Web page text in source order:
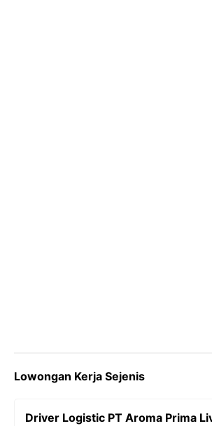
Lowongan Kerja Sejenis
Driver Logistic PT Aroma Prima